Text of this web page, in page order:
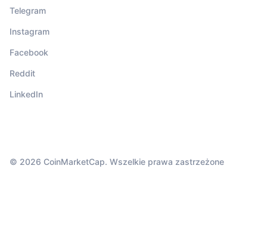
Telegram
Instagram
Facebook
Reddit
LinkedIn
© 2026 CoinMarketCap. Wszelkie prawa zastrzeżone